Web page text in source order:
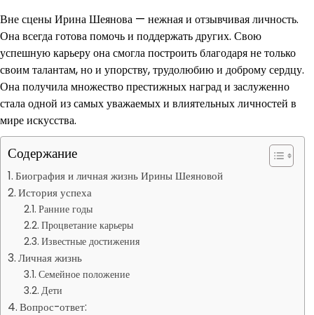
Вне сцены Ирина Шеянова — нежная и отзывчивая личность.
Она всегда готова помочь и поддержать других. Свою
успешную карьеру она смогла построить благодаря не только
своим талантам, но и упорству, трудолюбию и доброму сердцу.
Она получила множество престижных наград и заслуженно
стала одной из самых уважаемых и влиятельных личностей в
мире искусства.
Содержание
Биография и личная жизнь Ирины Шеяновой
История успеха
Ранние годы
Процветание карьеры
Известные достижения
Личная жизнь
Семейное положение
Дети
Вопрос-ответ: